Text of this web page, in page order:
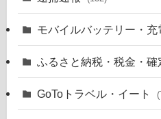
モバイルバッテリー・充
ふるさと納税・税金・確
GoToトラベル・イート